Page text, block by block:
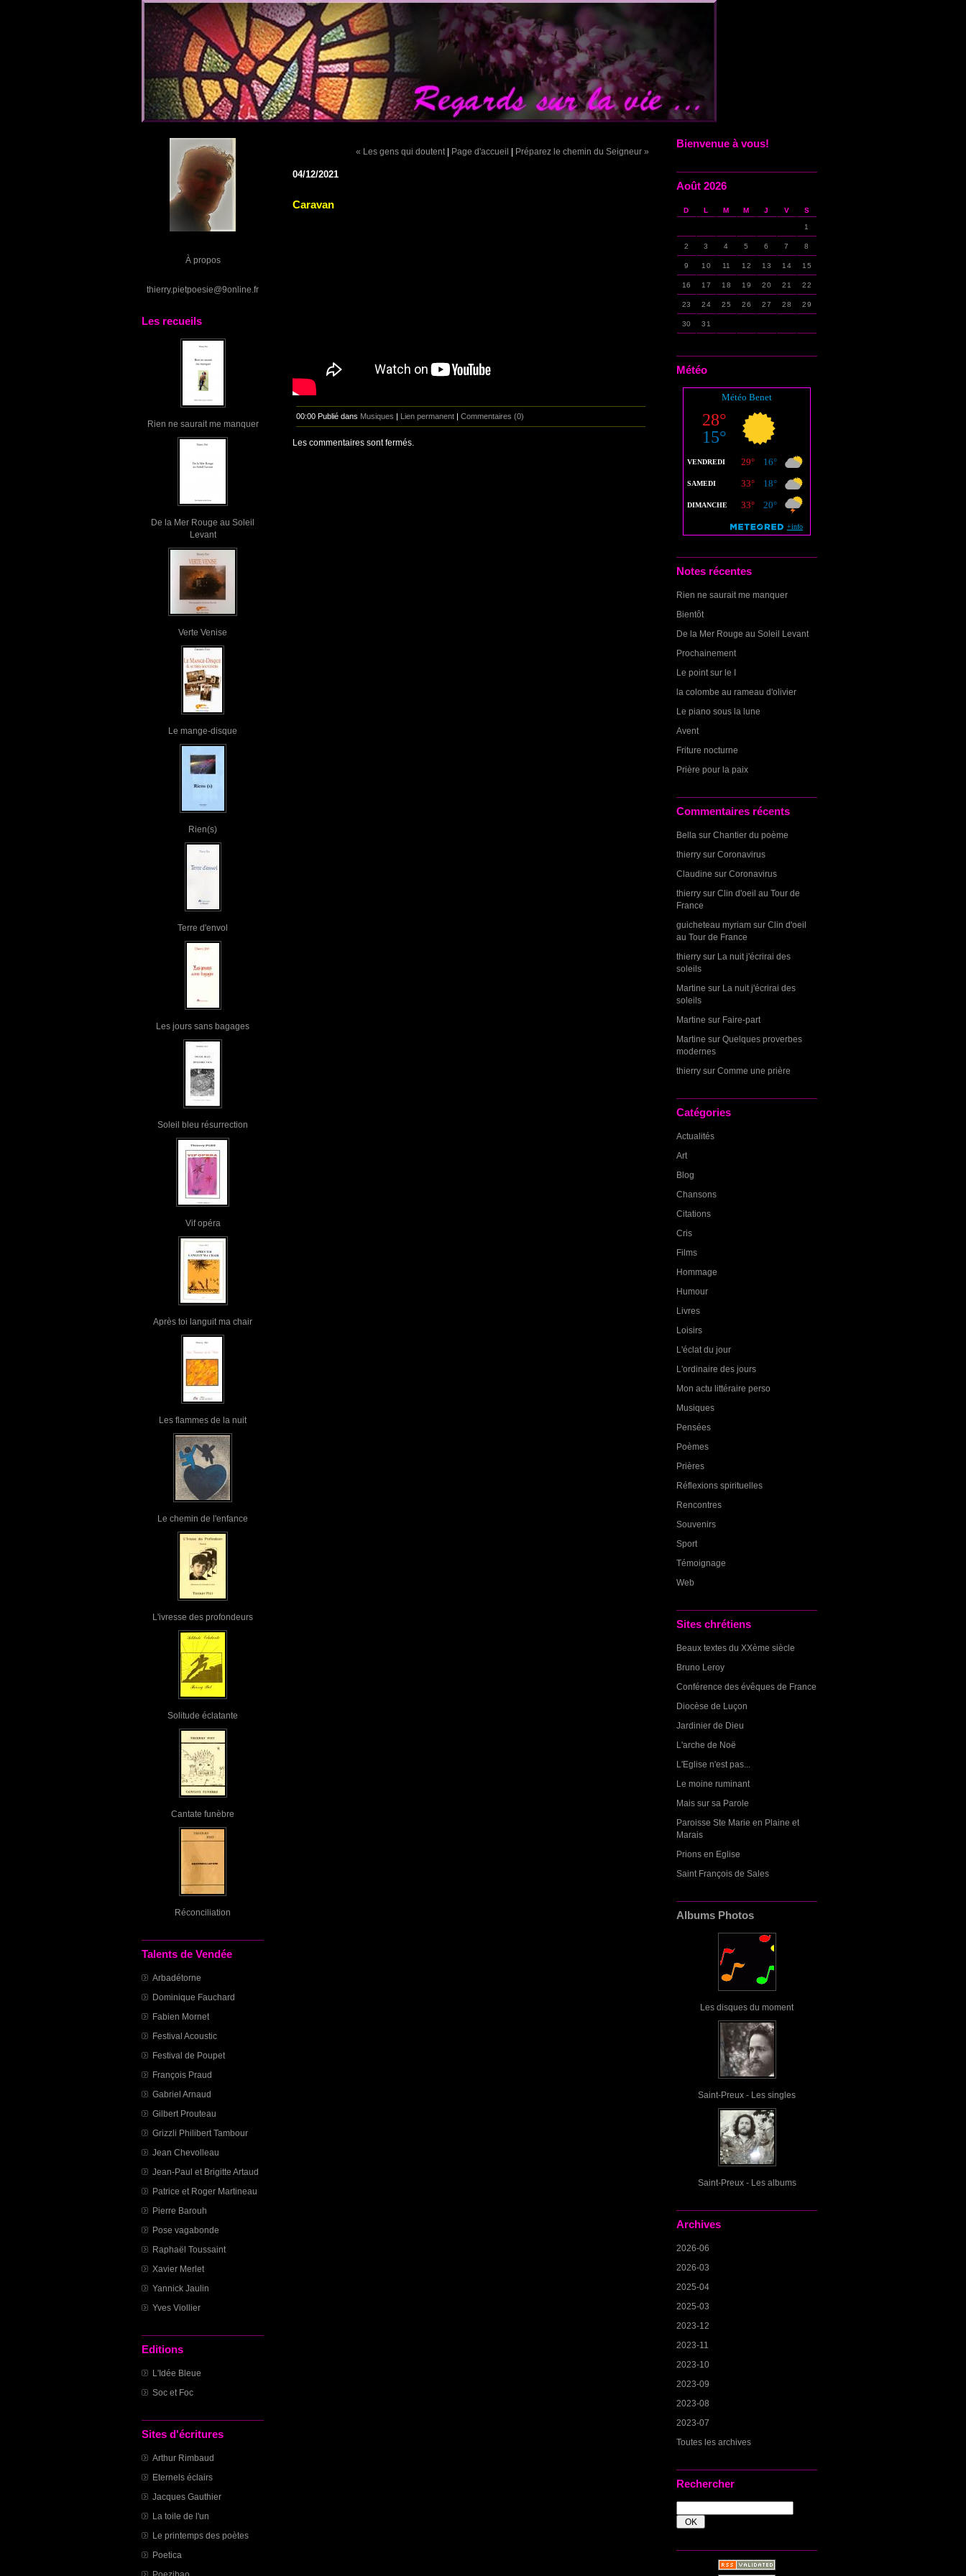
À propos
thierry.pietpoesie@9online.fr
Les recueils
Rien ne saurait me manquer
De la Mer Rouge au Soleil
Levant
Verte Venise
Le mange-disque
Rien(s)
Terre d'envol
Les jours sans bagages
Soleil bleu résurrection
Vif opéra
Après toi languit ma chair
Les flammes de la nuit
Le chemin de l'enfance
L'ivresse des profondeurs
Solitude éclatante
Cantate funèbre
Réconciliation
Talents de Vendée
Arbadétorne
Dominique Fauchard
Fabien Mornet
Festival Acoustic
Festival de Poupet
François Praud
Gabriel Arnaud
Gilbert Prouteau
Grizzli Philibert Tambour
Jean Chevolleau
Jean-Paul et Brigitte Artaud
Patrice et Roger Martineau
Pierre Barouh
Pose vagabonde
Raphaël Toussaint
Xavier Merlet
Yannick Jaulin
Yves Viollier
Editions
L'Idée Bleue
Soc et Foc
Sites d'écritures
Arthur Rimbaud
Eternels éclairs
Jacques Gauthier
La toile de l'un
Le printemps des poètes
Poetica
Bienvenue à vous!
Août 2026
D L M M J V S
1
2 3 4 5 6 7 8
9 10 11 12 13 14 15
16 17 18 19 20 21 22
23 24 25 26 27 28 29
30 31
Météo
Notes récentes
Rien ne saurait me manquer
Bientôt
De la Mer Rouge au Soleil Levant
Prochainement
Le point sur le I
la colombe au rameau d'olivier
Le piano sous la lune
Avent
Friture nocturne
Prière pour la paix
Commentaires récents
Bella sur Chantier du poème
thierry sur Coronavirus
Claudine sur Coronavirus
thierry sur Clin d'oeil au Tour de
France
guicheteau myriam sur Clin d'oeil
au Tour de France
thierry sur La nuit j'écrirai des
soleils
Martine sur La nuit j'écrirai des
soleils
Martine sur Faire-part
Martine sur Quelques proverbes
modernes
thierry sur Comme une prière
Catégories
Actualités
Art
Blog
Chansons
Citations
Cris
Films
Hommage
Humour
Livres
Loisirs
L'éclat du jour
L'ordinaire des jours
Mon actu littéraire perso
Musiques
Pensées
Poèmes
Prières
Réflexions spirituelles
Rencontres
Souvenirs
Sport
Témoignage
Web
Sites chrétiens
Beaux textes du XXème siècle
Bruno Leroy
Conférence des évêques de France
Diocèse de Luçon
Jardinier de Dieu
L'arche de Noë
L'Eglise n'est pas...
Le moine ruminant
Mais sur sa Parole
Paroisse Ste Marie en Plaine et
Marais
Prions en Eglise
Saint François de Sales
Albums Photos
Les disques du moment
Saint-Preux - Les singles
Saint-Preux - Les albums
Archives
2026-06
2026-03
2025-04
2025-03
2023-12
2023-11
2023-10
2023-09
2023-08
2023-07
Toutes les archives
Rechercher
« Les gens qui doutent | Page d'accueil | Préparez le chemin du Seigneur »
04/12/2021
Caravan
00:00 Publié dans Musiques | Lien permanent | Commentaires (0)
Les commentaires sont fermés.